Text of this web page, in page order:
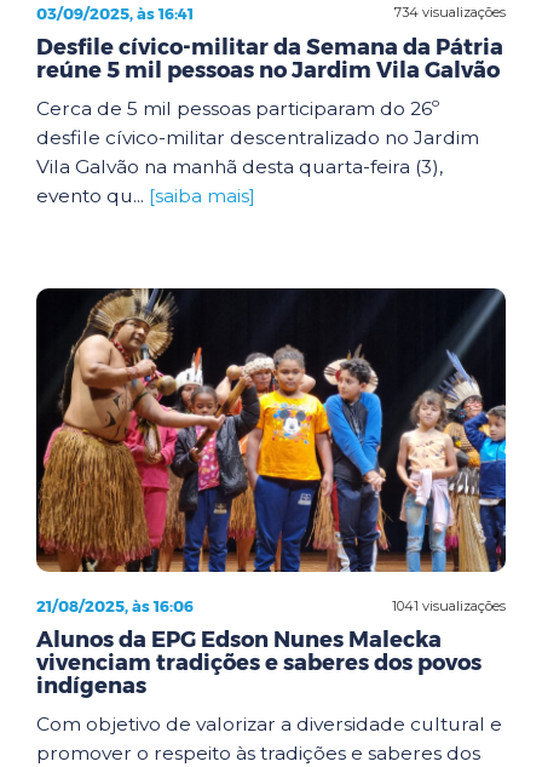
734 visualizações
03/09/2025, às 16:41
Desfile cívico-militar da Semana da Pátria
reúne 5 mil pessoas no Jardim Vila Galvão
Cerca de 5 mil pessoas participaram do 26º
desfile cívico-militar descentralizado no Jardim
Vila Galvão na manhã desta quarta-feira (3),
evento qu... [saiba mais]
1041 visualizações
21/08/2025, às 16:06
Alunos da EPG Edson Nunes Malecka
vivenciam tradições e saberes dos povos
indígenas
Com objetivo de valorizar a diversidade cultural e
promover o respeito às tradições e saberes dos